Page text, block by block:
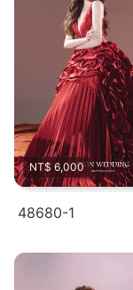
NT$ 6,000
48680-1